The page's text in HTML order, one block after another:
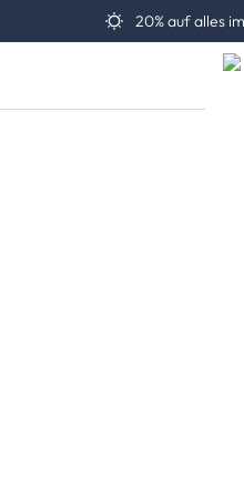
20% auf alles